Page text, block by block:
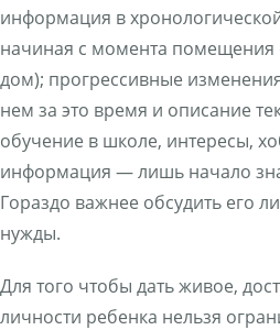
информация в
начиная с момента помещения
дом); прогрессивные
нем за это время и описание
обучение в школе, интересы,
информация — лишь начало
Гораздо важнее обсудить его
нужды.
Для того чтобы дать живое,
личности ребенка нельзя